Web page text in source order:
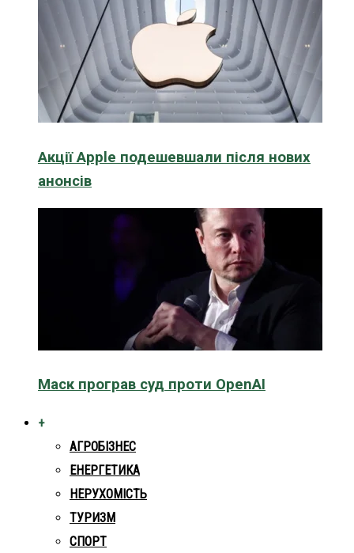
Акції Apple подешевшали після нових
анонсів
Маск програв суд проти OpenAI
+
АГРОБІЗНЕС
ЕНЕРГЕТИКА
НЕРУХОМІСТЬ
ТУРИЗМ
СПОРТ